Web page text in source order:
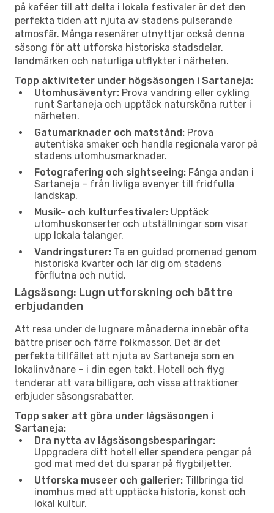
på kaféer till att delta i lokala festivaler är det den
perfekta tiden att njuta av stadens pulserande
atmosfär. Många resenärer utnyttjar också denna
säsong för att utforska historiska stadsdelar,
landmärken och naturliga utflykter i närheten.
Topp aktiviteter under högsäsongen i Sartaneja:
Utomhusäventyr: Prova vandring eller cykling
runt Sartaneja och upptäck natursköna rutter i
närheten.
Gatumarknader och matstånd: Prova
autentiska smaker och handla regionala varor på
stadens utomhusmarknader.
Fotografering och sightseeing: Fånga andan i
Sartaneja – från livliga avenyer till fridfulla
landskap.
Musik- och kulturfestivaler: Upptäck
utomhuskonserter och utställningar som visar
upp lokala talanger.
Vandringsturer: Ta en guidad promenad genom
historiska kvarter och lär dig om stadens
förflutna och nutid.
Lågsäsong: Lugn utforskning och bättre
erbjudanden
Att resa under de lugnare månaderna innebär ofta
bättre priser och färre folkmassor. Det är det
perfekta tillfället att njuta av Sartaneja som en
lokalinvånare – i din egen takt. Hotell och flyg
tenderar att vara billigare, och vissa attraktioner
erbjuder säsongsrabatter.
Topp saker att göra under lågsäsongen i
Sartaneja:
Dra nytta av lågsäsongsbesparingar:
Uppgradera ditt hotell eller spendera pengar på
god mat med det du sparar på flygbiljetter.
Utforska museer och gallerier: Tillbringa tid
inomhus med att upptäcka historia, konst och
lokal kultur.